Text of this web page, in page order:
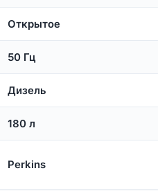
Открытое
50 Гц
Дизель
180 л
Perkins